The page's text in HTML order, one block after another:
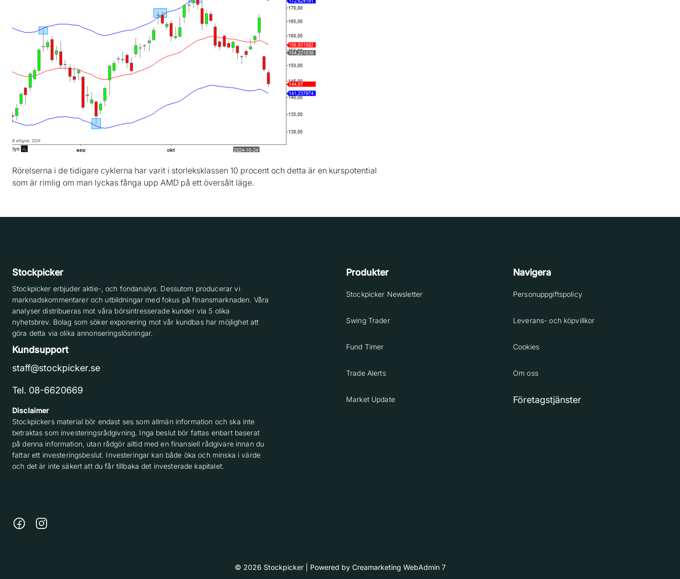
Rörelserna i de tidigare cyklerna har varit i storleksklassen 10 procent och detta är en kurspotential
som är rimlig om man lyckas fånga upp AMD på ett översålt läge.
Stockpicker
Stockpicker erbjuder aktie-, och fondanalys. Dessutom producerar vi
marknadskommentarer och utbildningar med fokus på finansmarknaden. Våra
analyser distribueras mot våra börsintresserade kunder via 5 olika
nyhetsbrev. Bolag som söker exponering mot vår kundbas har möjlighet att
göra detta via olika annonseringslösningar.
Kundsupport
staff@stockpicker.se
Tel. 08-6620669
Disclaimer
Stockpickers material bör endast ses som allmän information och ska inte
betraktas som investeringsrådgivning. Inga beslut bör fattas enbart baserat
på denna information, utan rådgör alltid med en finansiell rådgivare innan du
fattar ett investeringsbeslut. Investeringar kan både öka och minska i värde
och det är inte säkert att du får tillbaka det investerade kapitalet.
Produkter
Stockpicker Newsletter
Swing Trader
Fund Timer
Trade Alerts
Market Update
Navigera
Personuppgiftspolicy
Leverans- och köpvillkor
Cookies
Om oss
Företagstjänster
© 2026 Stockpicker Powered by Creamarketing WebAdmin 7